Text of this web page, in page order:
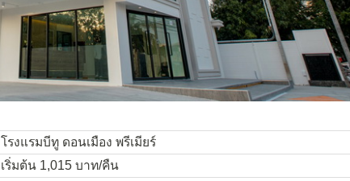
โรงแรมบีทู ดอนเมือง พรีเมียร์
เริ่มต้น 1,015 บาท/คืน